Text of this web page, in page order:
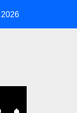
військової